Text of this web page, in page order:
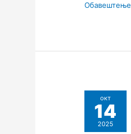
Обавештење
окт
14
2025